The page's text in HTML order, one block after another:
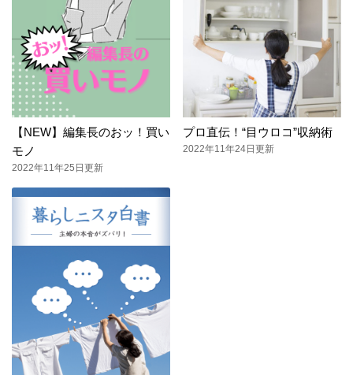
【NEW】編集長のおッ！買い
モノ
2022年11年25日更新
プロ直伝！“目ウロコ”収納術
2022年11年24日更新